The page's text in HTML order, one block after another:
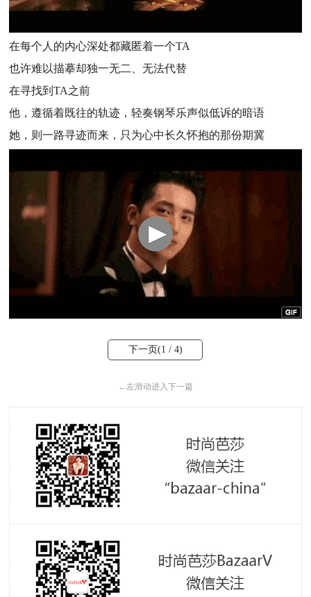
在每个人的内心深处都藏匿着一个TA
也许难以描摹却独一无二、无法代替
在寻找到TA之前
他，遵循着既往的轨迹，轻奏钢琴乐声似低诉的暗语
她，则一路寻迹而来，只为心中长久怀抱的那份期冀
下一页(1 / 4)
← 左滑动进入下一篇